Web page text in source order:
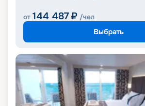
от 144 487 ₽ /чел
Выбрать